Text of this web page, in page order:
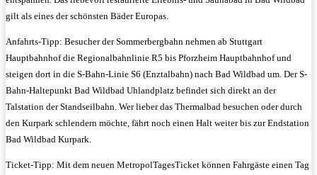
gilt als eines der schönsten Bäder Europas.
Anfahrts-Tipp: Besucher der Sommerbergbahn nehmen ab Stuttgart
Hauptbahnhof die Regionalbahnlinie R5 bis Pforzheim Hauptbahnhof und
steigen dort in die S-Bahn-Linie S6 (Enztalbahn) nach Bad Wildbad um. Der S-
Bahn-Haltepunkt Bad Wildbad Uhlandplatz befindet sich direkt an der
Talstation der Standseilbahn. Wer lieber das Thermalbad besuchen oder durch
den Kurpark schlendern möchte, fährt noch einen Halt weiter bis zur Endstation
Bad Wildbad Kurpark.
Ticket-Tipp: Mit dem neuen MetropolTagesTicket können Fahrgäste einen Tag